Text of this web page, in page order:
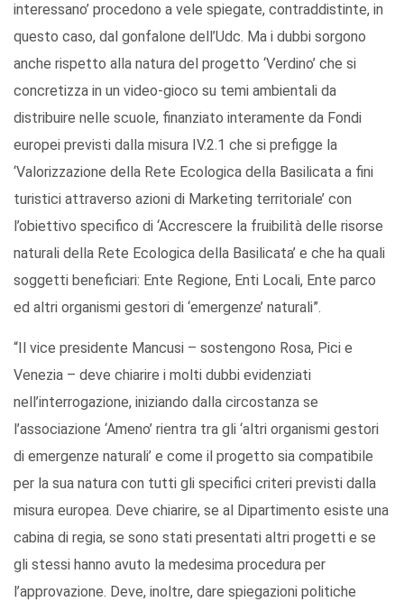
interessano’ procedono a vele spiegate, contraddistinte, in
questo caso, dal gonfalone dell’Udc. Ma i dubbi sorgono
anche rispetto alla natura del progetto ‘Verdino’ che si
concretizza in un video-gioco su temi ambientali da
distribuire nelle scuole, finanziato interamente da Fondi
europei previsti dalla misura IV.2.1 che si prefigge la
‘Valorizzazione della Rete Ecologica della Basilicata a fini
turistici attraverso azioni di Marketing territoriale’ con
l’obiettivo specifico di ‘Accrescere la fruibilità delle risorse
naturali della Rete Ecologica della Basilicata’ e che ha quali
soggetti beneficiari: Ente Regione, Enti Locali, Ente parco
ed altri organismi gestori di ‘emergenze’ naturali”.
“Il vice presidente Mancusi – sostengono Rosa, Pici e
Venezia – deve chiarire i molti dubbi evidenziati
nell’interrogazione, iniziando dalla circostanza se
l’associazione ‘Ameno’ rientra tra gli ‘altri organismi gestori
di emergenze naturali’ e come il progetto sia compatibile
per la sua natura con tutti gli specifici criteri previsti dalla
misura europea. Deve chiarire, se al Dipartimento esiste una
cabina di regia, se sono stati presentati altri progetti e se
gli stessi hanno avuto la medesima procedura per
l’approvazione. Deve, inoltre, dare spiegazioni politiche